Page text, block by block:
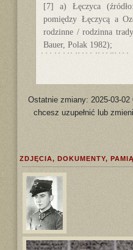
[7] a) Łęczyca
pomiędzy Łęczycą a
rodzinne / rodzinna
Bauer, Polak 1982);
Ostatnie zmiany: 2025-03-02
chcesz uzupełnić lub
ZDJĘCIA, DOKUMENTY,